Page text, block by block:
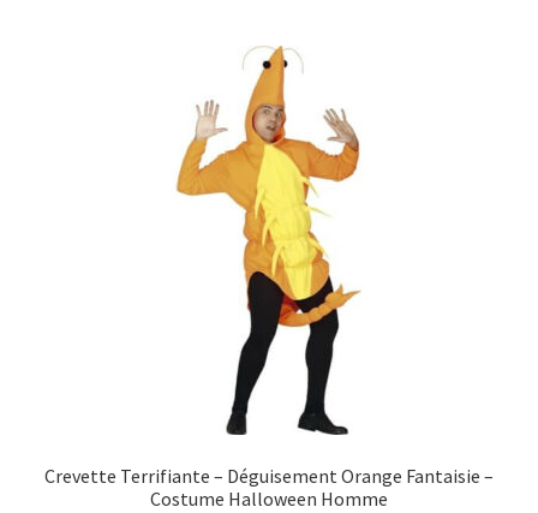
Crevette Terrifiante – Déguisement Orange Fantaisie –
Costume Halloween Homme